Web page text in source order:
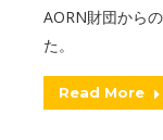
AORN財団から
た。
Read More